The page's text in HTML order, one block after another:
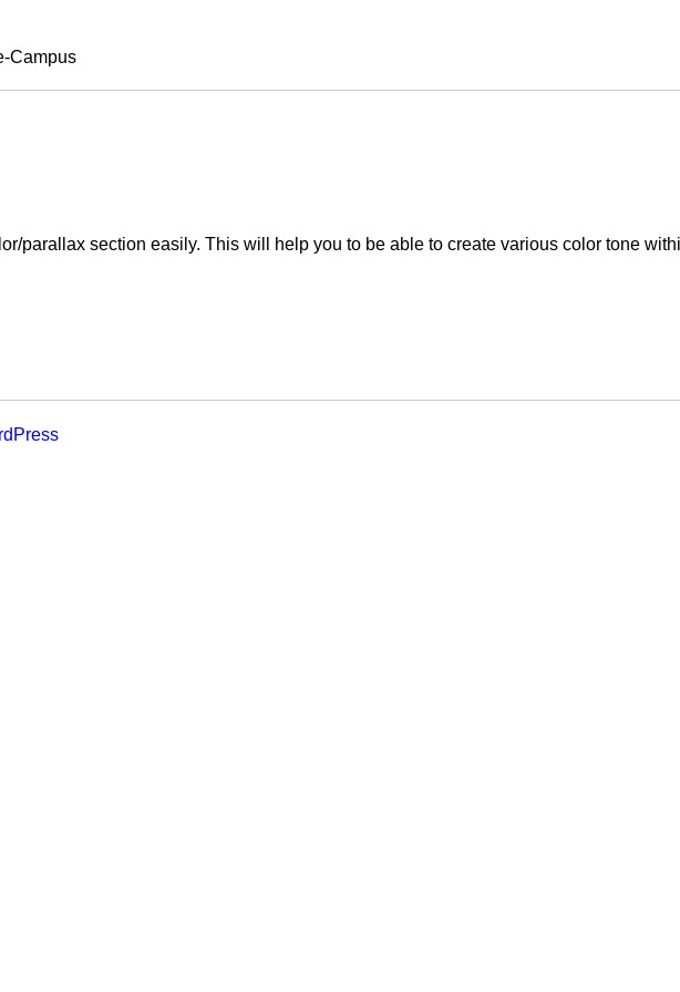
Campus
parallax section easily. This will help you to be able to create various color tone